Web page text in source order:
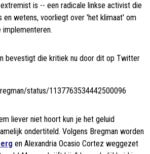
is -- een radicale linkse activist die
en wetens, voorliegt over 'het klimaat' om
bevestigt die kritiek nu door dit op Twitter
status/1137763534442500096
liever niet hoort kun je het geluid
ondertiteld. Volgens Bregman worden
en Alexandria Ocasio Cortez weggezet